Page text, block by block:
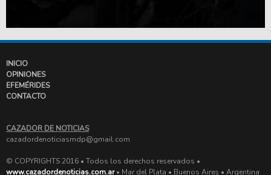
INICIO
OPINIONES
EFEMÉRIDES
CONTACTO
CAZADOR DE NOTICIAS
cazadordenoticiasmdp@gmail.com
© COPYRIGHTS 2016 • Todos los derechos reservados •
www.cazadordenoticias.com.ar• Mar del Plata • Buenos Aires • Argentina